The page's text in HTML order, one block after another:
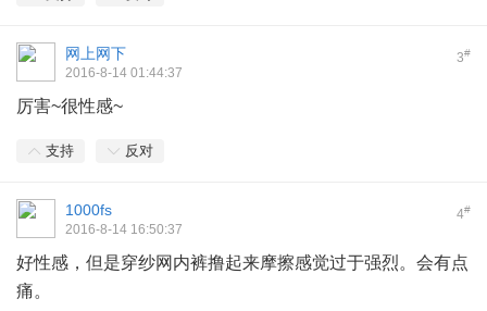
3#
网上网下
2016-8-14 01:44:37
厉害~很性感~
支持 反对
4#
1000fs
2016-8-14 16:50:37
好性感，但是穿纱网内裤撸起来摩擦感觉过于强烈。会有点
痛。